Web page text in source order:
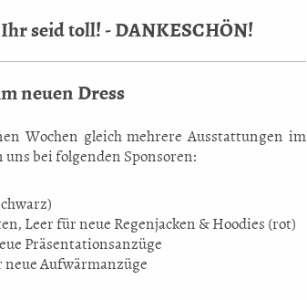
Ihr seid toll! - DANKESCHÖN!
neuen Dress
Wochen gleich mehrere Ausstattungen im
bei folgenden Sponsoren:
Leer für neue Regenjacken & Hoodies (rot)
Präsentationsanzüge
Aufwärmanzüge